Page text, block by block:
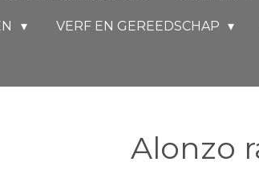
VERF EN GEREEDSCHAP
Alonzo